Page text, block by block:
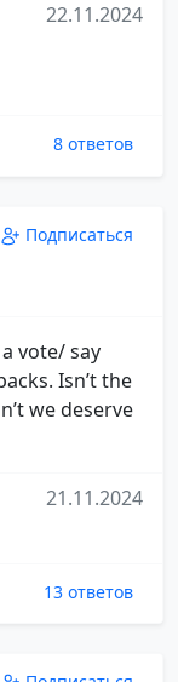
22.11.2024
8 ответов
Подписаться
vote/ say
Isn’t the
we deserve
21.11.2024
13 ответов